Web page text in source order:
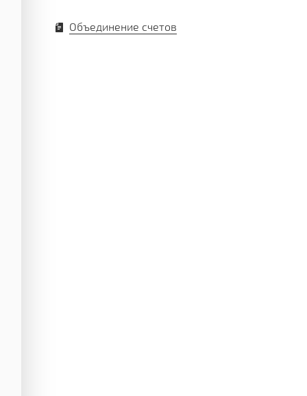
Объединение счетов